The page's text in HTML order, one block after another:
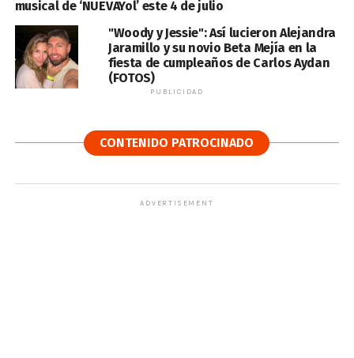
musical de ‘NUEVAYol’ este 4 de julio
"Woody y Jessie": Así lucieron Alejandra
Jaramillo y su novio Beta Mejía en la
fiesta de cumpleaños de Carlos Aydan
(FOTOS)
PUBLICIDAD
CONTENIDO PATROCINADO
ADVERTISEMENT